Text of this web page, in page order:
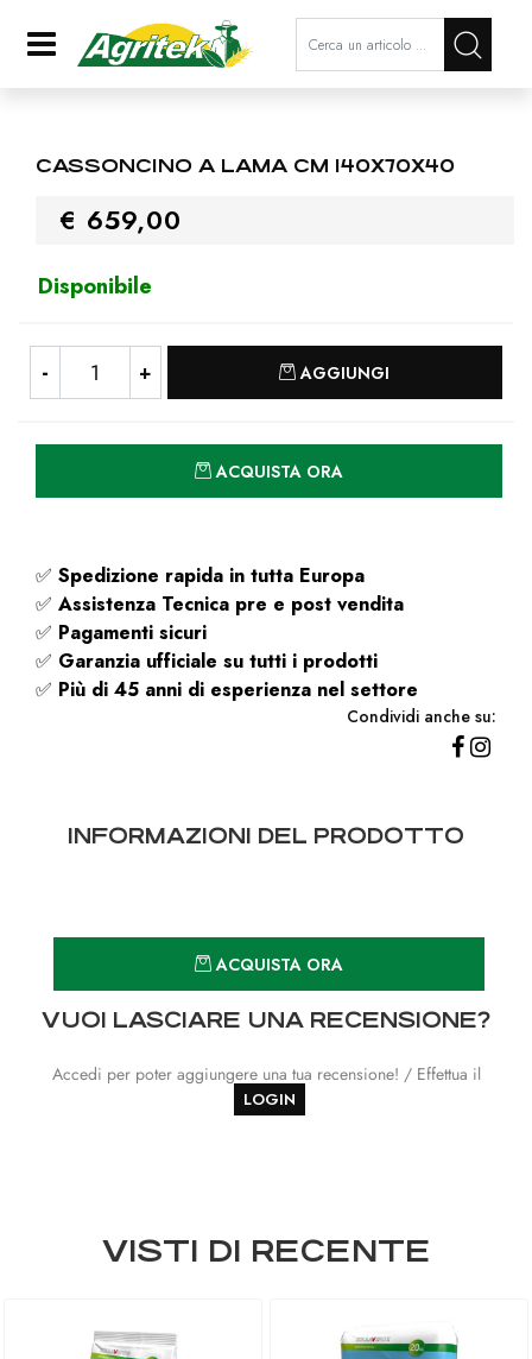
Open La modifica di un filtro
CASSONCINO A LAMA CM 140X70X40
€ 659,00
Disponibile
AGGIUNGI
ACQUISTA ORA
✅ Spedizione rapida in tutta Europa
✅ Assistenza Tecnica pre e post vendita
✅ Pagamenti sicuri
✅ Garanzia ufficiale su tutti i prodotti
✅ Più di 45 anni di esperienza nel settore
Condividi anche su:
INFORMAZIONI DEL PRODOTTO
ACQUISTA ORA
VUOI LASCIARE UNA RECENSIONE?
Accedi per poter aggiungere una tua recensione! / Effettua il
LOGIN
VISTI DI RECENTE